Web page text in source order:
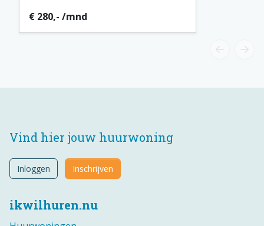
€ 280,- /mnd
ikwilhuren.nu
Vind hier jouw huurwoning
Inloggen Inschrijven